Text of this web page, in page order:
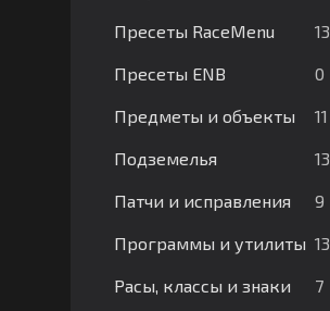
Пресеты RaceMenu 13
Пресеты ENB 0
Предметы и объекты 11
Подземелья 13
Патчи и исправления 9
Программы и утилиты 13
Расы, классы и знаки 7